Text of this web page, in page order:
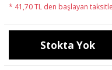
* 41,70 TL den başlayan
Stokta Yok